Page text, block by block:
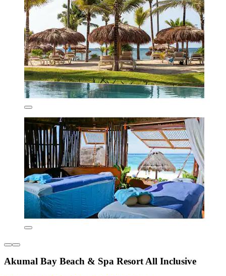
Akumal Bay Beach & Spa Resort All Inclusive